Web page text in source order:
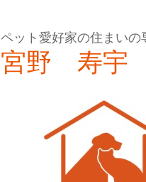
ペット愛好家の住まいの
宮野 寿宇